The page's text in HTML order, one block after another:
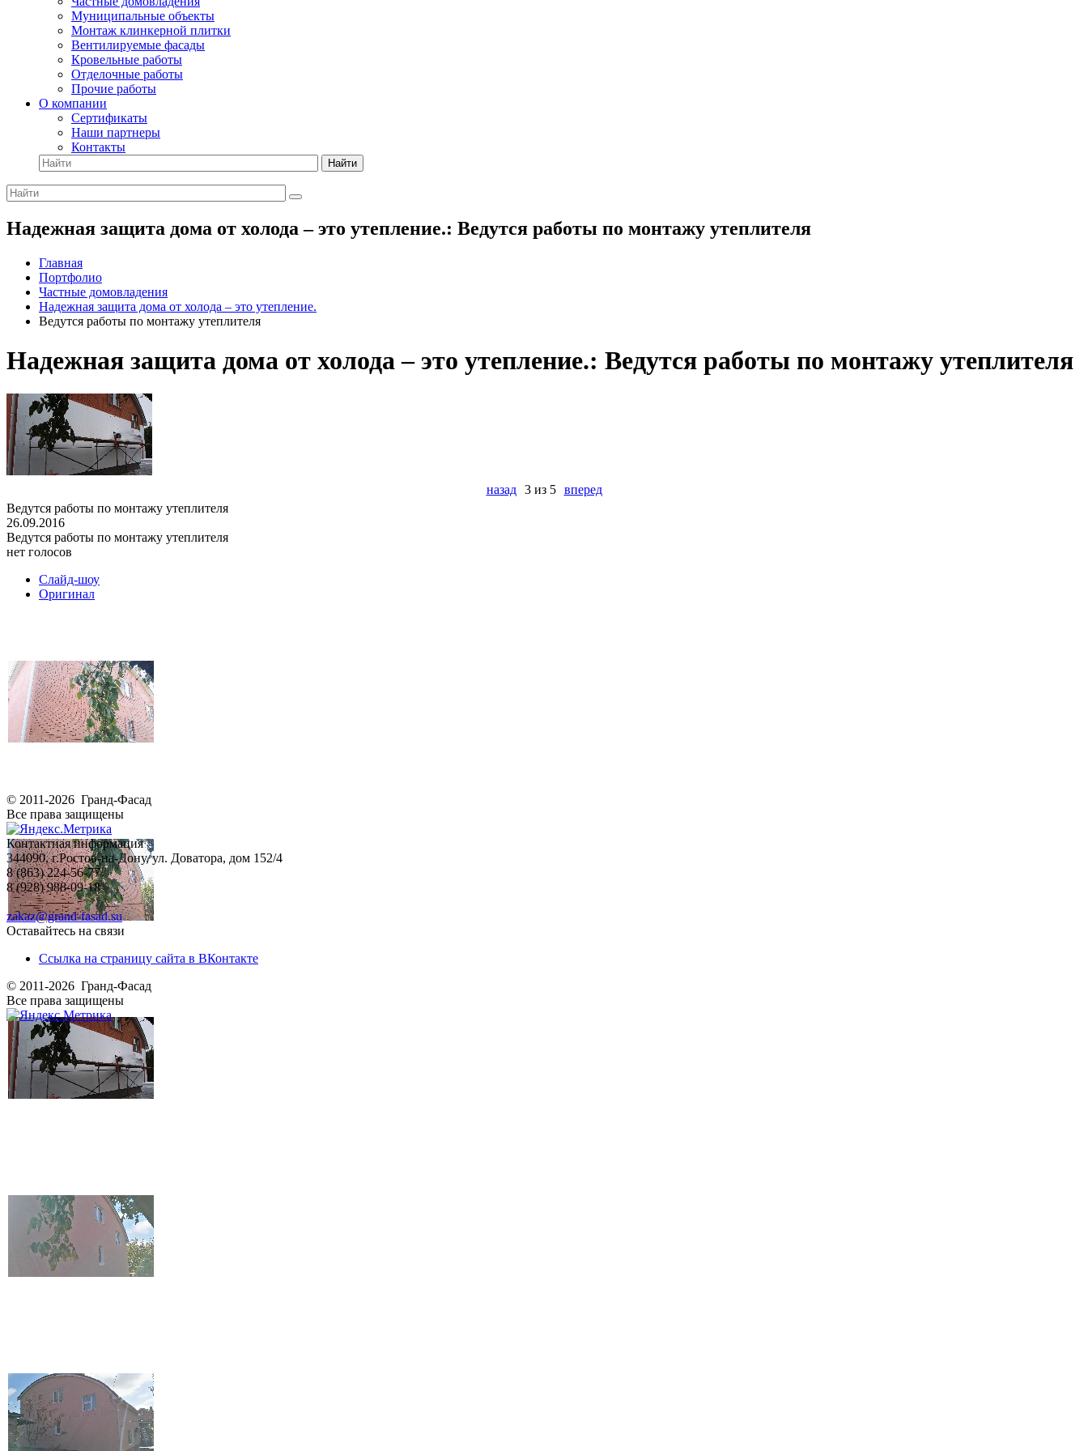
Муниципальные объекты
Монтаж клинкерной плитки
Вентилируемые фасады
Кровельные работы
Отделочные работы
Прочие работы
О компании
Сертификаты
Наши партнеры
Контакты
Найти
Надежная защита дома от холода – это утепление.: Ведутся работы по монтажу утеплителя
Главная
Портфолио
Частные домовладения
Надежная защита дома от холода – это утепление.
Ведутся работы по монтажу утеплителя
Надежная защита дома от холода – это утепление.: Ведутся работы по монтажу утеплителя
назад 3 из 5
вперед
Ведутся работы по монтажу утеплителя
26.09.2016
Ведутся работы по монтажу утеплителя
нет голосов
Слайд-шоу
Оригинал
© 2011-2026 Гранд-Фасад
Все права защищены
Контактная информация
344090, г.Ростов-на-Дону, ул. Доватора, дом 152/4
8 (863) 224-56-77
8 (928) 988-09-18
zakaz@grand-fasad.su
Оставайтесь на связи
Ссылка на страницу сайта в ВКонтакте
© 2011-2026 Гранд-Фасад
Все права защищены